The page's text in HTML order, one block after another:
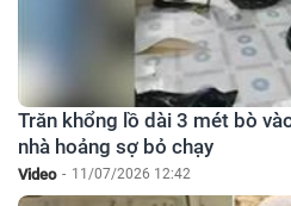
Trăn khổng lồ dài 3 mét bò
nhà hoảng sợ bỏ chạy
Video - 11/07/2026 12:42